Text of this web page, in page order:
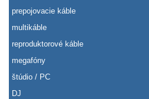
prepojovacie káble
multikáble
reproduktorové káble
megafóny
štúdio / PC
DJ